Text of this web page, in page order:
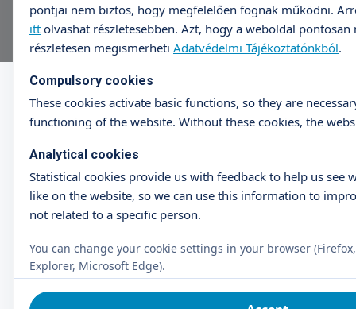
pontjai nem biztos, hogy megfelelően fognak működni.
itt olvashat részletesebben. Azt, hogy a weboldal
részletesen megismerheti Adatvédelmi Tájékoztatónkból.
Compulsory cookies
These cookies activate basic functions, so they are
functioning of the website. Without these cookies, the
Analytical cookies
Statistical cookies provide us with feedback to help us see
like on the website, so we can use this information to
not related to a specific person.
You can change your cookie settings in your browser
Explorer, Microsoft Edge).